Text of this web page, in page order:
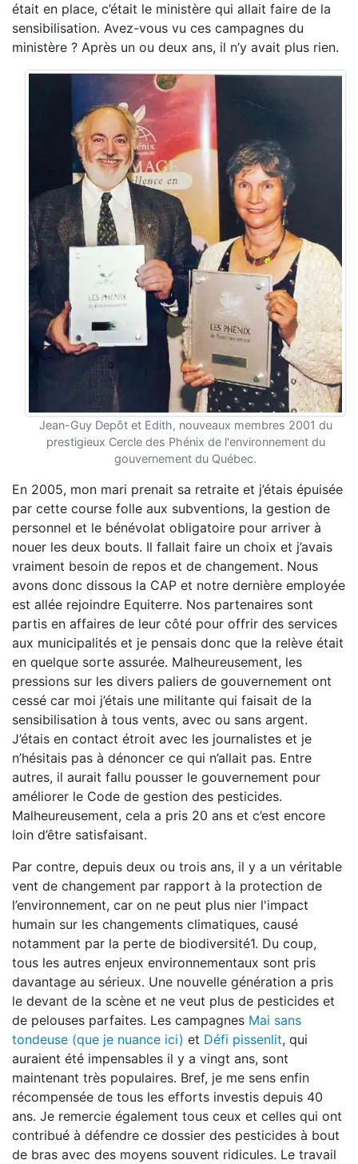
était en place, c’était le ministère qui allait faire de la
sensibilisation. Avez-vous vu ces campagnes du
ministère ? Après un ou deux ans, il n’y avait plus rien.
Jean-Guy Depôt et Edith, nouveaux membres 2001 du
prestigieux Cercle des Phénix de l'environnement du
gouvernement du Québec.
En 2005, mon mari prenait sa retraite et j’étais épuisée
par cette course folle aux subventions, la gestion de
personnel et le bénévolat obligatoire pour arriver à
nouer les deux bouts. Il fallait faire un choix et j’avais
vraiment besoin de repos et de changement. Nous
avons donc dissous la CAP et notre dernière employée
est allée rejoindre Equiterre. Nos partenaires sont
partis en affaires de leur côté pour offrir des services
aux municipalités et je pensais donc que la relève était
en quelque sorte assurée. Malheureusement, les
pressions sur les divers paliers de gouvernement ont
cessé car moi j’étais une militante qui faisait de la
sensibilisation à tous vents, avec ou sans argent.
J’étais en contact étroit avec les journalistes et je
n’hésitais pas à dénoncer ce qui n’allait pas. Entre
autres, il aurait fallu pousser le gouvernement pour
améliorer le Code de gestion des pesticides.
Malheureusement, cela a pris 20 ans et c’est encore
loin d’être satisfaisant.
Par contre, depuis deux ou trois ans, il y a un véritable
vent de changement par rapport à la protection de
l’environnement, car on ne peut plus nier l'impact
humain sur les changements climatiques, causé
notamment par la perte de biodiversité1. Du coup,
tous les autres enjeux environnementaux sont pris
davantage au sérieux. Une nouvelle génération a pris
le devant de la scène et ne veut plus de pesticides et
de pelouses parfaites. Les campagnes Mai sans
tondeuse (que je nuance ici) et Défi pissenlit, qui
auraient été impensables il y a vingt ans, sont
maintenant très populaires. Bref, je me sens enfin
récompensée de tous les efforts investis depuis 40
ans. Je remercie également tous ceux et celles qui ont
contribué à défendre ce dossier des pesticides à bout
de bras avec des moyens souvent ridicules. Le travail